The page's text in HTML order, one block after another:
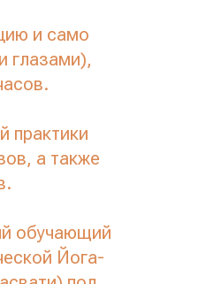
и само
глазами),
практики
а также
обучающий
Йога-